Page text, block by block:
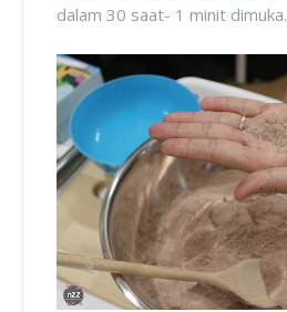
dalam 30 saat- 1 minit dimuka.